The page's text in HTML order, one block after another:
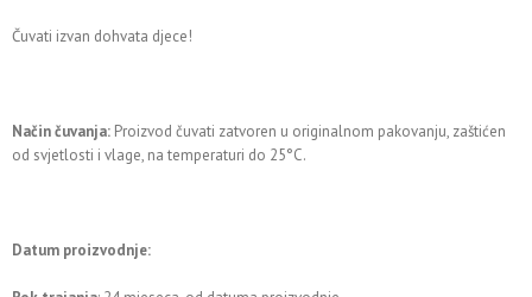
Čuvati izvan dohvata djece!
Način čuvanja: Proizvod čuvati zatvoren u originalnom pakovanju, zaštićen
od svjetlosti i vlage, na temperaturi do 25°C.
Datum proizvodnje: